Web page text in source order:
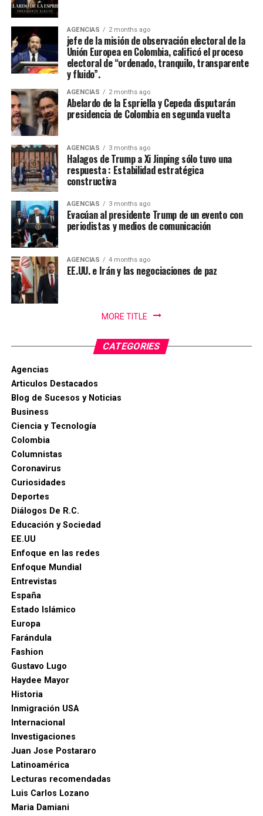
departamento de Cordoba, fue coronada como la nueva
embajadora Nacional del Folclor Colombiano
Con un balance muy positivo para la economía regional,
la alta afluencia de turistas, la gran ocupación hotelera y
Enfoque Periodistico y “Florida News” , da sus
agradecimientos a la Gobernación Del tolima, La
Alcaldía de Ibagué, a Cristian Torres jefe de prensa y
comunicaciónes de la alcaldia, Mauricio Hernandez Cala
secretario de cultura de Ibague y a todo ese gran grupo
de trabajo en las diferentes áreas que con su
profesionalismo, dedicación y arduo trabajo mantienen
en alto el orgullo Ibaguereño.
AGENCIAS 2 months ago
jefe de la misión de observación electoral de la
Unión Europea en Colombia, calificó el proceso
electoral de “ordenado, tranquilo, transparente
y fluido”.
AGENCIAS 2 months ago
Abelardo de la Espriella y Cepeda disputarán
presidencia de Colombia en segunda vuelta
AGENCIAS 3 months ago
Halagos de Trump a Xi Jinping sólo tuvo una
respuesta : Estabilidad estratégica
constructiva
AGENCIAS 3 months ago
Evacúan al presidente Trump de un evento con
periodistas y medios de comunicación
AGENCIAS 4 months ago
EE.UU. e Irán y las negociaciones de paz
MORE TITLE
CATEGORIES
Agencias
Articulos Destacados
Blog de Sucesos y Noticias
Business
Ciencia y Tecnología
Colombia
Columnistas
Coronavirus
Curiosidades
Deportes
Diálogos De R.C.
Educación y Sociedad
EE.UU
Enfoque en las redes
Enfoque Mundial
Entrevistas
España
Estado Islámico
Europa
Farándula
Fashion
Gustavo Lugo
Haydee Mayor
Historia
Inmigración USA
Internacional
Investigaciones
Juan Jose Postararo
Latinoamérica
Lecturas recomendadas
Luis Carlos Lozano
Maria Damiani